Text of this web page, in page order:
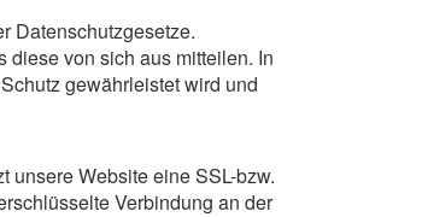
Datenschutzgesetze.
von sich aus mitteilen. In
gewährleistet wird und
unsere Website eine SSL-bzw.
Verbindung an der